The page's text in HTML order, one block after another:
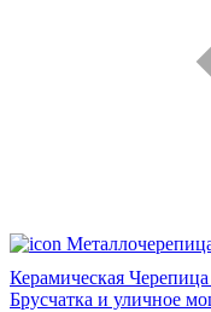
Керамическая Черепица
Брусчатка и уличное